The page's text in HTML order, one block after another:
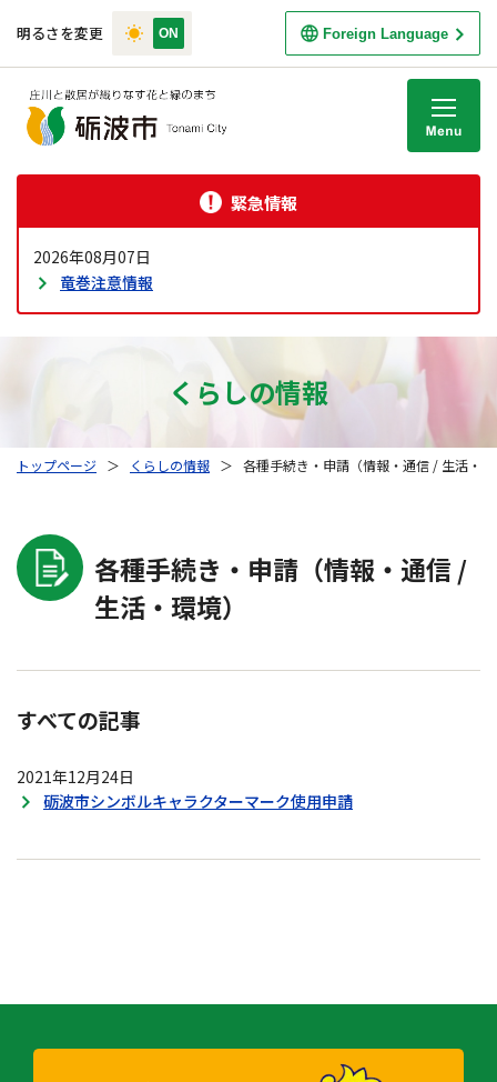
明るさを変更 Foreign Language
緊急情報
2026年08月07日
竜巻注意情報
くらしの情報
トップページ ＞ くらしの情報 ＞ 各種手続き・申請（情報・通信 / 生活・
各種手続き・申請（情報・通信 /
生活・環境）
すべての記事
2021年12月24日
砺波市シンボルキャラクターマーク使用申請